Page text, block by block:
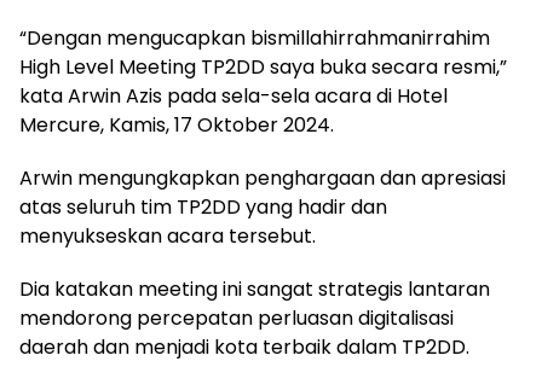
“Dengan mengucapkan bismillahirrahmanirrahim
High Level Meeting TP2DD saya buka secara resmi,”
kata Arwin Azis pada sela-sela acara di Hotel
Mercure, Kamis, 17 Oktober 2024.
Arwin mengungkapkan penghargaan dan apresiasi
atas seluruh tim TP2DD yang hadir dan
menyukseskan acara tersebut.
Dia katakan meeting ini sangat strategis lantaran
mendorong percepatan perluasan digitalisasi
daerah dan menjadi kota terbaik dalam TP2DD.